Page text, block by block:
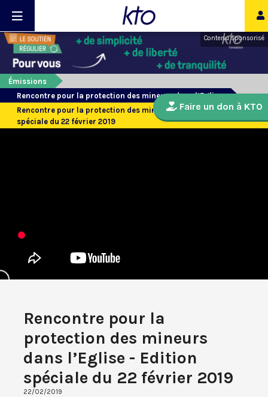
Contenu sponsorisé
Émissions
Rencontre pour la protection des mineurs dans l’Eglise
Rencontre pour la protection des mineurs dans l’Eglise - Edition
spéciale du 22 février 2019
Rencontre pour la
protection des mineurs
dans l’Eglise - Edition
spéciale du 22 février 2019
22/02/2019
Faire un don à KTO